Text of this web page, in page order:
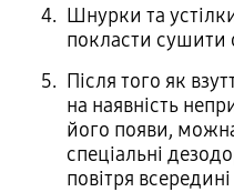
Шнурки та
покласти сушити
Після того як
на наявність
його появи,
спеціальні
повітря